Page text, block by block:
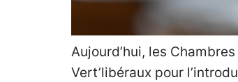
Aujourd’hui, les
Vert’libéraux pour